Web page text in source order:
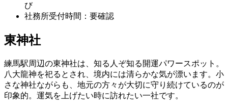
び
社務所受付時間：要確認
東神社
練馬駅周辺の東神社は、知る人ぞ知る開運パワースポット。
八大龍神を祀るとされ、境内には清らかな気が漂います。小
さな神社ながらも、地元の方々が大切に守り続けているのが
印象的。運気を上げたい時に訪れたい一社です。